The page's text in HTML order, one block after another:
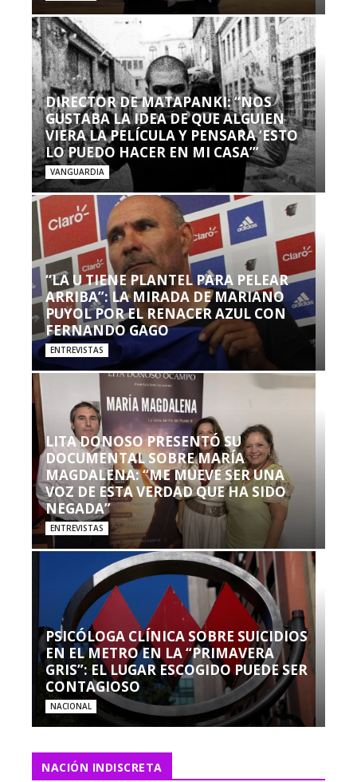
DIRECTOR DE MATAPANKI: “NOS
GUSTABA LA IDEA DE QUE ALGUIEN
VIERA LA PELÍCULA Y PENSARA ‘ESTO
LO PUEDO HACER EN MI CASA’”
VANGUARDIA
“LA U TIENE PLANTEL PARA PELEAR
ARRIBA”: LA MIRADA DE MARIANO
PUYOL POR EL RENACER AZUL CON
FERNANDO GAGO
ENTREVISTAS
LITA DONOSO PRESENTÓ SU
DOCUMENTAL SOBRE MARÍA
MAGDALENA: “ME MUEVE SER UNA
VOZ DE ESTA VERDAD QUE HA SIDO
NEGADA”
ENTREVISTAS
PSICÓLOGA CLÍNICA SOBRE SUICIDIOS
EN EL METRO EN LA “PRIMAVERA
GRIS”: EL LUGAR ESCOGIDO PUEDE SER
CONTAGIOSO
NACIONAL
NACIÓN INDISCRETA